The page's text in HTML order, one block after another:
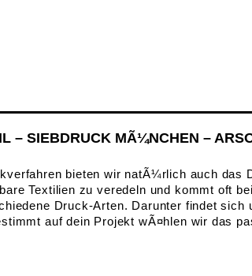
– SIEBDRUCK MÃ¼NCHEN –
bieten wir natÃ¼rlich auch
Textilien zu veredeln und kommt oft
Druck-Arten. Darunter findet
auf dein Projekt wÃ¤hlen wir das